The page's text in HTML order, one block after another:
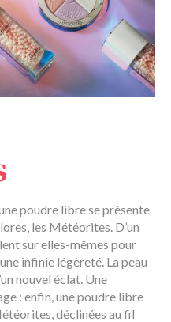
poudre libre se présente
les Météorites. D’un
sur elles-mêmes pour
infinie légèreté. La peau
nouvel éclat. Une
: enfin, une poudre libre
déclinées au fil